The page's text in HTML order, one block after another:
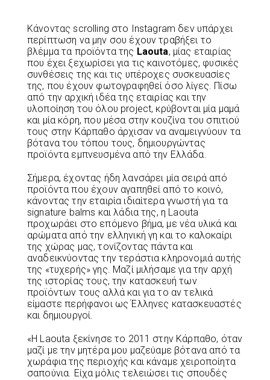
Κάνοντας scrolling στο Instagram δεν υπάρχει
περίπτωση να μην σου έχουν τραβήξει το
βλέμμα τα προϊόντα της Laouta, μίας εταιρίας
που έχει ξεχωρίσει για τις καινοτόμες, φυσικές
συνθέσεις της και τις υπέροχες συσκευασίες
της, που έχουν φωτογραφηθεί όσο λίγες. Πίσω
από την αρχική ιδέα της εταιρίας και την
υλοποίηση του όλου project, κρύβονται μία μαμά
και μία κόρη, που μέσα στην κουζίνα του σπιτιού
τους στην Κάρπαθο άρχισαν να αναμειγνύουν τα
βότανα του τόπου τους, δημιουργώντας
προϊόντα εμπνευσμένα από την Ελλάδα.
Σήμερα, έχοντας ήδη λανσάρει μία σειρά από
προϊόντα που έχουν αγαπηθεί από το κοινό,
κάνοντας την εταιρία ιδιαίτερα γνωστή για τα
signature balms και λάδια της, η Laouta
προχωράει στο επόμενο βήμα, με νέα υλικά και
αρώματα από την ελληνική γη και το καλοκαίρι
της χώρας μας, τονίζοντας πάντα και
αναδεικνύοντας την τεράστια κληρονομιά αυτής
της «τυχερής» γης. Μαζί μιλήσαμε για την αρχή
της ιστορίας τους, την κατασκευή των
προϊόντων τους αλλά και για το αν τελικά
είμαστε περήφανοι ως Έλληνες κατασκευαστές
και δημιουργοί.
«Η Laouta ξεκίνησε το 2011 στην Κάρπαθο, όταν
μαζί με την μητέρα μου μαζεύαμε βότανα από τα
χωράφια της περιοχής και κάναμε χειροποίητα
σαπούνια. Είχα μόλις τελειώσει τις σπουδές